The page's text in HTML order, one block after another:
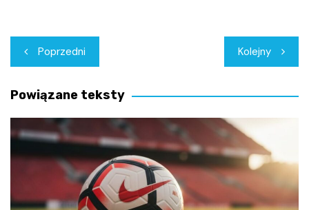
Nawigacja
wpisu
Poprzedni Kolejny
Powiązane teksty